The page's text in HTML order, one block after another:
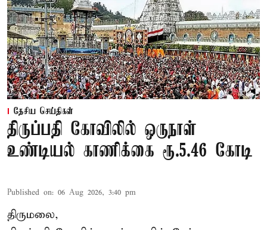
தேசிய செய்திகள்
திருப்பதி கோவிலில் ஒருநாள்
உண்டியல் காணிக்கை ரூ.5.46 கோடி
Published on: 06 Aug 2026, 3:40 pm
திருமலை,